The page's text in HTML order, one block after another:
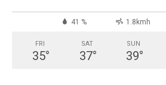
41 % 1.8kmh
FRI
35°
SAT
37°
SUN
39°